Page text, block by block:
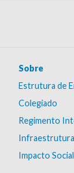
Sobre
Estrutura de
Colegiado
Regimento
Infraestrutura
Impacto Social